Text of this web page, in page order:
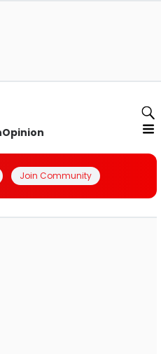
Opinion
Join Community